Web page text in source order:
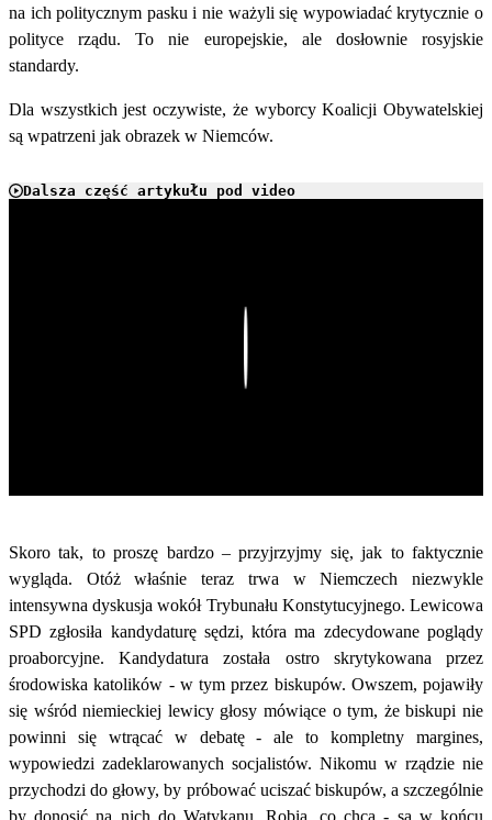
na ich politycznym pasku i nie ważyli się wypowiadać krytycznie o
polityce rządu. To nie europejskie, ale dosłownie rosyjskie
standardy.
Dla wszystkich jest oczywiste, że wyborcy Koalicji Obywatelskiej
są wpatrzeni jak obrazek w Niemców.
Dalsza część artykułu pod video
Skoro tak, to proszę bardzo – przyjrzyjmy się, jak to faktycznie
wygląda. Otóż właśnie teraz trwa w Niemczech niezwykle
intensywna dyskusja wokół Trybunału Konstytucyjnego. Lewicowa
SPD zgłosiła kandydaturę sędzi, która ma zdecydowane poglądy
proaborcyjne. Kandydatura została ostro skrytykowana przez
środowiska katolików - w tym przez biskupów. Owszem, pojawiły
się wśród niemieckiej lewicy głosy mówiące o tym, że biskupi nie
powinni się wtrącać w debatę - ale to kompletny margines,
wypowiedzi zadeklarowanych socjalistów. Nikomu w rządzie nie
przychodzi do głowy, by próbować uciszać biskupów, a szczególnie